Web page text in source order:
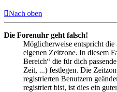
Nach oben
Die Forenuhr geht falsch!
Möglicherweise entspricht
eigenen Zeitzone. In diesem
Bereich“ die für dich
Zeit, ...) festlegen. Die
registrierten Benutzern
registriert bist, ist dies ein